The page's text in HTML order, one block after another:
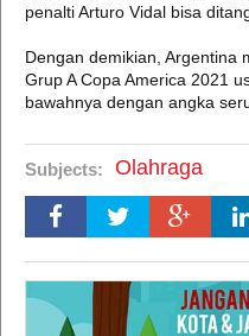
penalti Arturo Vidal bisa
Dengan demikian, Argentina
Grup A Copa America 2021
bawahnya dengan angka
Subjects: Olahraga